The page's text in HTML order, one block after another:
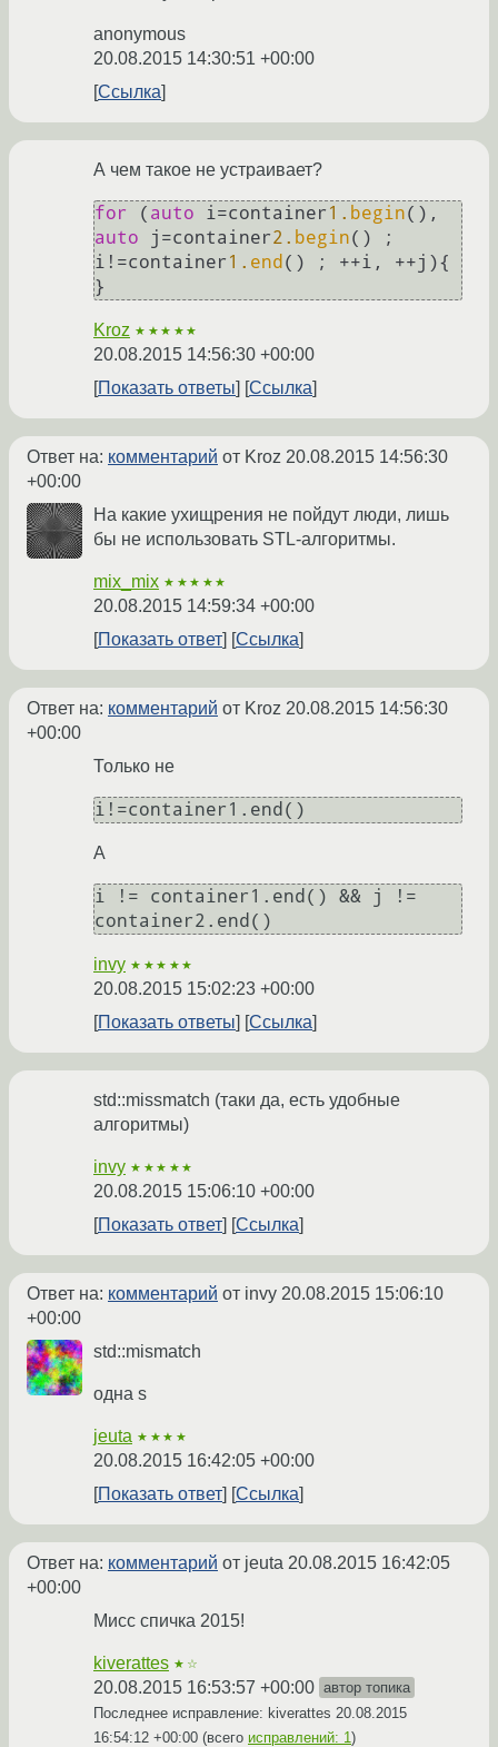
anonymous
20.08.2015 14:30:51 +00:00
Ссылка
А чем такое не устраивает?
for ( auto i=container 1. begin
auto j=container2. begin() ;
i!=container 1. end () ; ++i, ++j){
Kroz ★★★★★
20.08.2015 14:56:30 +00:00
Показать ответы
Ссылка
Ответ на: комментарий от Kroz 20.08.2015 14:56:30
+00:00
На какие ухищрения не пойдут люди, лишь
бы не использовать STL-алгоритмы.
mix_mix ★★★★★
20.08.2015 14:59:34 +00:00
Показать ответ
Ссылка
Ответ на: комментарий от Kroz 20.08.2015 14:56:30
+00:00
Только не
i!=container1.end()
А
i != container1.end() && j !=
container2.end()
invy ★★★★★
20.08.2015 15:02:23 +00:00
Показать ответы
Ссылка
std::missmatch (таки да, есть удобные
алгоритмы)
invy ★★★★★
20.08.2015 15:06:10 +00:00
Показать ответ
Ссылка
Ответ на: комментарий от invy 20.08.2015 15:06:10
+00:00
std::mismatch
одна s
jeuta ★★★★
20.08.2015 16:42:05 +00:00
Показать ответ
Ссылка
Ответ на: комментарий от jeuta 20.08.2015 16:42:05
+00:00
Мисс спичка 2015!
kiverattes ★☆
20.08.2015 16:53:57 +00:00 автор топика
Последнее исправление: kiverattes 20.08.2015
16:54:12 +00:00 (всего исправлений: 1)